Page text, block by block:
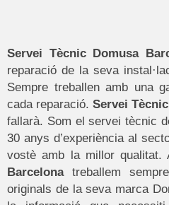
Servei Tècnic Domusa
reparació de la seva
Sempre treballen amb una
cada reparació. Servei
fallarà. Som el servei tècnic
30 anys d’experiència al
vostè amb la millor qualitat.
Barcelonatreballem
originals de la seva marca